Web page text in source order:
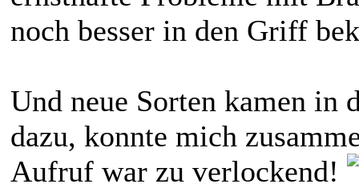
noch besser in den Griff
Und neue Sorten kamen in
dazu, konnte mich
Aufruf war zu verlockend!